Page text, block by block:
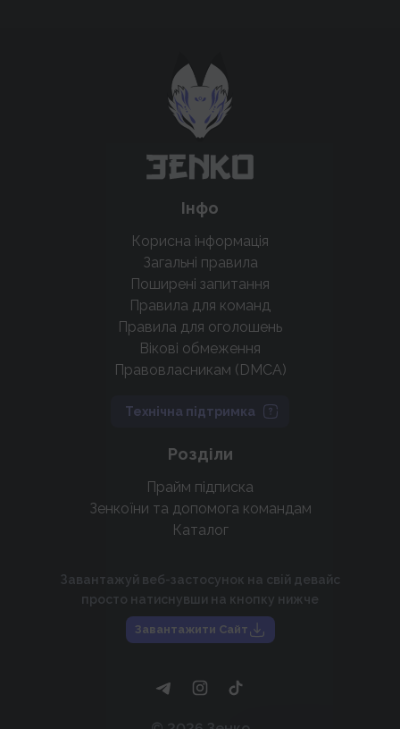
крутих нововведень
Підтримати проєкт
Інфо
Корисна інформація
Загальні правила
Поширені запитання
Правила для команд
Правила для оголошень
Вікові обмеження
Правовласникам (DMCA)
Технічна підтримка
Розділи
Прайм підписка
Зенкоїни та допомога командам
Каталог
Завантажуй веб-застосунок на свій девайс
просто натиснувши на кнопку нижче
Завантажити Сайт